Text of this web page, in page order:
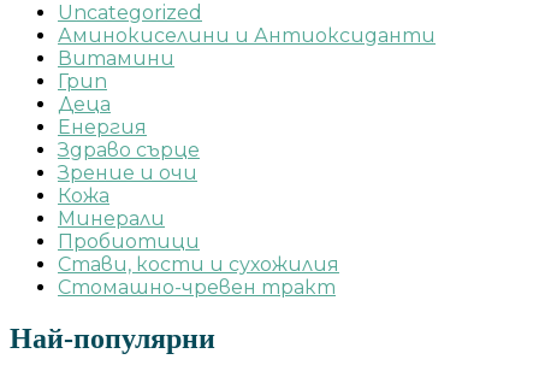
Uncategorized
Аминокиселини и Антиоксиданти
Витамини
Грип
Деца
Енергия
Здраво сърце
Зрение и очи
Кожа
Минерали
Пробиотици
Стави, кости и сухожилия
Стомашно-чревен тракт
Най-популярни